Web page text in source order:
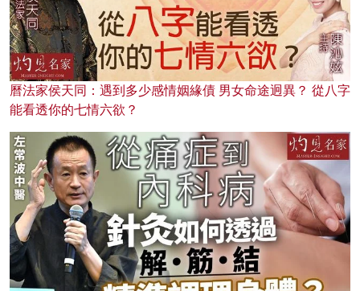
曆法家侯天同：遇到多少感情姻緣債 男女命途迥異？ 從八字
能看透你的七情六欲？